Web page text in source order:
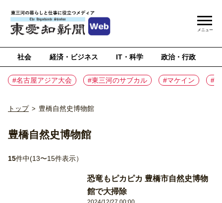
社会 経済・ビジネス IT・科学 政治・行政
#名古屋アジア大会 #東三河のサブカル #マケイン #
メニュー
トップ > 豊橋自然史博物館
豊橋自然史博物館
15件中(13〜15件表示）
恐竜もピカピカ 豊橋市自然史博物
館で大掃除